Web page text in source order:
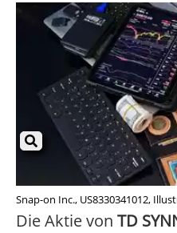
Snap-on Inc., US8330341012,
Die Aktie von TD